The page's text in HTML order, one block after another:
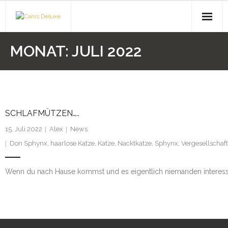
Vermittlung
MONAT: JULI 2022
SCHLAFMÜTZEN…..
15. Juli 2022 Alex
News
Don Sphynx, haarlose Katze, Katze, Nacktkatze, Sphynx,
Wenn du nach Hause kommst und es eigentlich niemanden